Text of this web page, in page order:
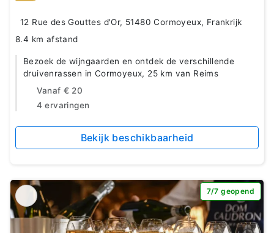
12 Rue des Gouttes d'Or, 51480 Cormoyeux, Frankrijk
8.4 km afstand
Bezoek de wijngaarden en ontdek de verschillende
druivenrassen in Cormoyeux, 25 km van Reims
Vanaf € 20
4 ervaringen
Bekijk beschikbaarheid
7/7 geopend